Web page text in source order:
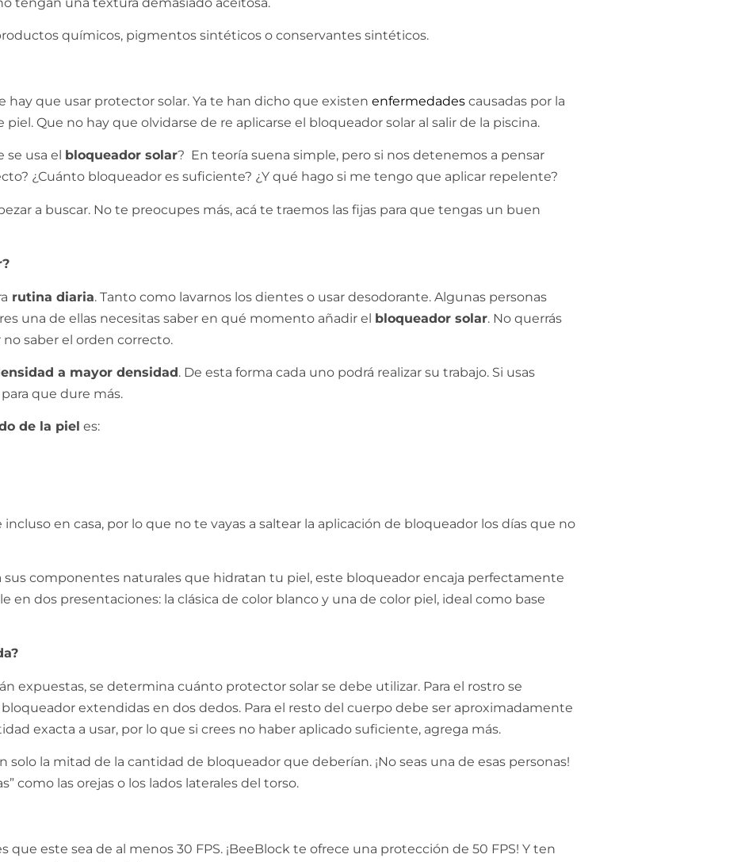
químicos, pigmentos sintéticos o conservantes sintéticos.
que usar protector solar. Ya te han dicho que existen enfermedades causadas por la
Que no hay que olvidarse de re aplicarse el bloqueador solar al salir de la piscina.
usa el bloqueador solar? En teoría suena simple, pero si nos detenemos a pensar
¿Cuánto bloqueador es suficiente? ¿Y qué hago si me tengo que aplicar repelente?
a buscar. No te preocupes más, acá te traemos las fijas para que tengas un buen
rutina diaria. Tanto como lavarnos los dientes o usar desodorante. Algunas personas
una de ellas necesitas saber en qué momento añadir el bloqueador solar. No querrás
saber el orden correcto.
a mayor densidad. De esta forma cada uno podrá realizar su trabajo. Si usas
que dure más.
de la piel es:
en casa, por lo que no te vayas a saltear la aplicación de bloqueador los días que no
sus componentes naturales que hidratan tu piel, este bloqueador encaja perfectamente
en dos presentaciones: la clásica de color blanco y una de color piel, ideal como base
expuestas, se determina cuánto protector solar se debe utilizar. Para el rostro se
extendidas en dos dedos. Para el resto del cuerpo debe ser aproximadamente
exacta a usar, por lo que si crees no haber aplicado suficiente, agrega más.
la mitad de la cantidad de bloqueador que deberían. ¡No seas una de esas personas!
como las orejas o los lados laterales del torso.
este sea de al menos 30 FPS. ¡BeeBlock te ofrece una protección de 50 FPS! Y ten